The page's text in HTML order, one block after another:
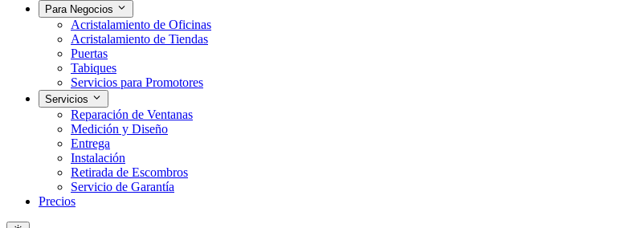
Para Negocios
Acristalamiento de Oficinas
Acristalamiento de Tiendas
Puertas
Tabiques
Servicios para Promotores
Servicios
Reparación de Ventanas
Medición y Diseño
Entrega
Instalación
Retirada de Escombros
Servicio de Garantía
Precios